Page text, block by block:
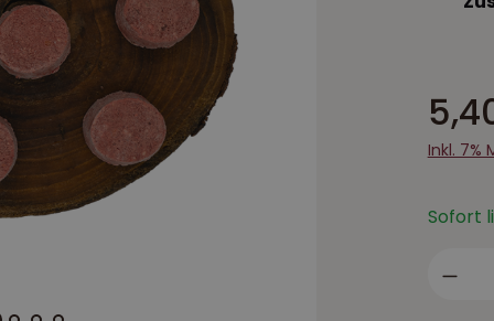
Inkl. 7%
Sofort